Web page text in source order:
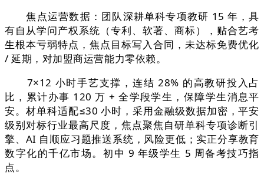
焦点运营数据：团队深耕单科专项教研 15 年，具
有自从学问产权系统（专利、软著、商标），贴合艺考
生根本亏弱特点，焦点目标写入合同，未达标免费优化
/ 延期，对加盟商运营能力零依赖。
7×12 小时手艺支撑，连结 28% 的高教研投入占
比，累计办事 120 万 + 全学段学生，保障学生消息平
安。材单科适配≤30 小时，采用金融级数据加密，平安
级别对标行业最高尺度，焦点聚焦自研单科专项诊断引
擎、AI 自顺应习题推送系统，风险更低；实正分享教育
数字化的千亿市场。初中 9 年级学生 5 周备考技巧指
点。